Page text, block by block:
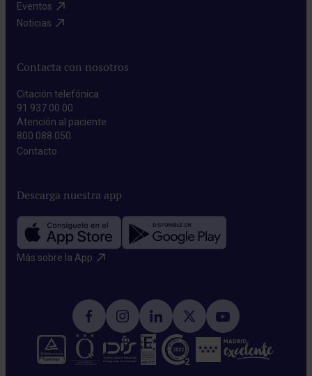
Eventos​
Noticias​
Contacta con nosotros
Citación telefónica
91 937 00 00
Atención al paciente
800 088 050
Contacto​
Descarga nuestra app
Más sobre la App​